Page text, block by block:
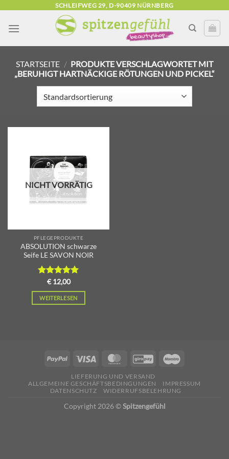
springen
SCHLEIFWEG 29, D-90409 NÜRNBERG
STARTSEITE / PRODUKTE VERSCHLAGWORTET MIT
„BERUHIGT HARTNÄCKIGE RÖTUNGEN UND PICKEL“
Wunschliste
hinzufügen
NICHT VORRÄTIG
PFLEGEPRODUKTE
ABSOLUTION schwarze
Seife LE SAVON NOIR
Bewertet
mit5.00
von 5
€ 12,00
WEITERLESEN
LIEFERUNG UND VERSAND
ALLGEMEINE GESCHÄFTSBEDINGUNGEN
IMPRESSUM
DATENSCHUTZ
WIDERRUFSBELEHRUNG
Copyright 2026 ©Spitzengefühl